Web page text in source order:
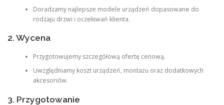
Doradzamy najlepsze modele urządzeń dopasowane do
rodzaju drzwi i oczekiwań klienta.
2. Wycena
Przygotowujemy szczegółową ofertę cenową.
Uwzględniamy koszt urządzeń, montażu oraz dodatkowych
akcesoriów.
3. Przygotowanie